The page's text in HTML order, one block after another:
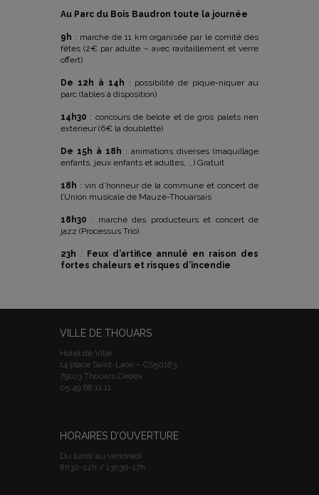
Au Parc du Bois Baudron toute la journée
9h : marche de 11 km organisée par le comité des
fêtes (2€ par adulte – avec ravitaillement et verre
offert)
De 12h à 14h : possibilité de pique-niquer au
parc (tables à disposition)
14h30 : concours de belote et de gros palets nen
extérieur (6€ la doublette)
De 15h à 18h : animations diverses (maquillage
enfants, jeux enfants et adultes, …) Gratuit
18h : vin d’honneur de la commune et concert de
l’Union musicale de Mauzé-Thouarsais
18h30 : marché des producteurs et concert de
jazz (Processus Trio)
23h :
Feux d’artifice annulé en raison des
fortes chaleurs et risques d’incendie
VILLE DE THOUARS
Hôtel de Ville
14 place Saint-Laon – CS50183
79103 Thouars Cedex
05.49.68.11.11
HORAIRES D’OUVERTURE
Du lundi au vendredi :
8h30-12h / 13h30-17h